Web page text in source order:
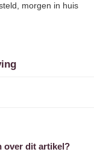
morgen in huis
over dit artikel?